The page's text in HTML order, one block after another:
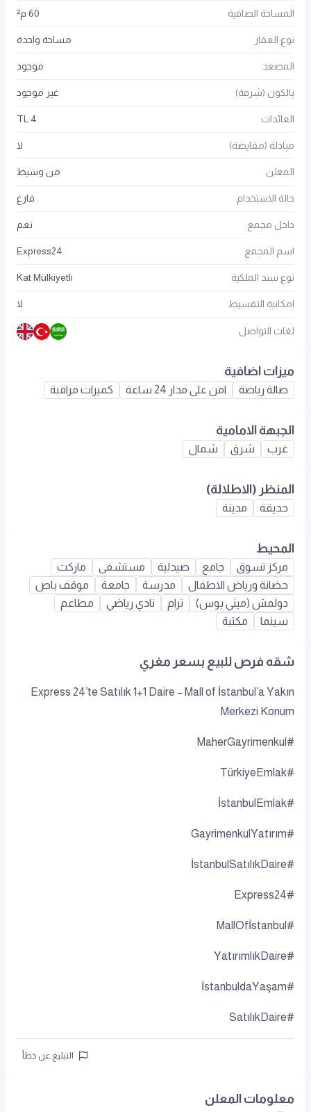
المساحة الصافية 60 م²
نوع العقار مساحة واحدة
المصعد موجود
بالكون (شرفة) غير موجود
العائدات 4 TL
مبادلة (مقايضة) لا
المعلن من وسيط
حالة الاستخدام فارغ
داخل مجمع نعم
اسم المجمع Express24
نوع سند الملكية Kat Mülkiyetli
امكانية التقسيط لا
لغات التواصل
ميزات اضافية
صالة رياضة امن على مدار 24 ساعة كميرات مراقبة
الجبهة الامامية
غرب شرق شمال
المنظر (الاطلالة)
حديقة مدينة
المحيط
مركز تسوق جامع صيدلية مستشفى
ماركت
حضانة ورياض الاطفال
مدرسة جامعة
موقف باص
دولمش (ميني بوس)
ترام نادي رياضي
مطاعم
سينما
مكتبة
شقه فرص للبيع بسعر مغري
Express 24’te Satılık 1+1 Daire – Mall of İstanbul’a Yakın
Merkezi Konum
#MaherGayrimenkul
#TürkiyeEmlak
#İstanbulEmlak
#GayrimenkulYatırım
#İstanbulSatılıkDaire
#Express24
#MallOfİstanbul
#YatırımlıkDaire
#İstanbuldaYaşam
#SatılıkDaire
التبليغ عن خطأ
معلومات المعلن